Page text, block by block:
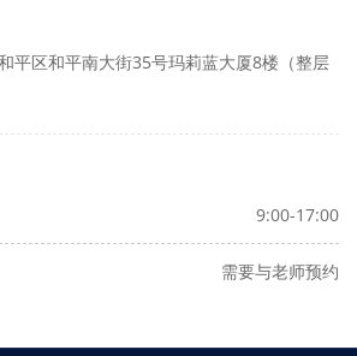
平区和平南大街35号玛莉蓝大厦8楼（整层
9:00-17:00
需要与老师预约